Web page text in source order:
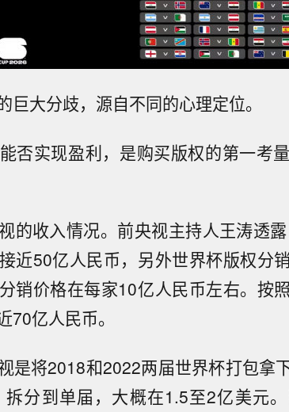
巨大分歧，源自不同的心理定位。
否实现盈利，是购买版权的第一考
的收入情况。前央视主持人王涛透
近50亿人民币，另外世界杯版权分
销价格在每家10亿人民币左右。按
70亿人民币。
是将2018和2022两届世界杯打包拿
分到单届，大概在1.5至2亿美元